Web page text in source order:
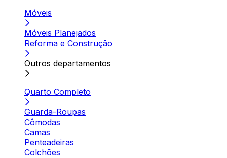
Móveis
Móveis Planejados
Reforma e Construção
Outros departamentos
Quarto Completo
Guarda-Roupas
Cômodas
Camas
Penteadeiras
Colchões